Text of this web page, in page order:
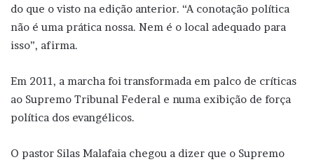
do que o visto na edição anterior. “A conotação política
não é uma prática nossa. Nem é o local adequado para
isso”, afirma.
Em 2011, a marcha foi transformada em palco de críticas
ao Supremo Tribunal Federal e numa exibição de força
política dos evangélicos.
O pastor Silas Malafaia chegou a dizer que o Supremo